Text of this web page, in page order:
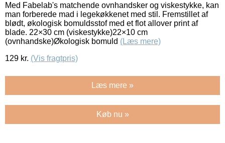
Med Fabelab's matchende ovnhandsker og viskestykke, kan
man forberede mad i legekøkkenet med stil. Fremstillet af
blødt, økologisk bomuldsstof med et flot allover print af
blade. 22×30 cm (viskestykke)22×10 cm
(ovnhandske)Økologisk bomuld (Læs mere)
129 kr. (Vis fragtpris)
Læs mere »
Køb nu »